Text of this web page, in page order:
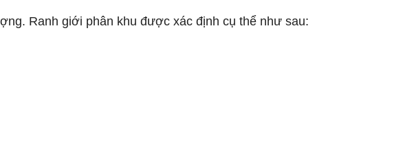
Ranh giới phân khu được xác định cụ thể như sau: